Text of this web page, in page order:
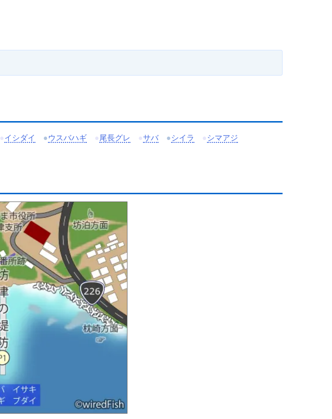
●イシダイ ● ウスバハギ ● 尾長グレ ●サバ ● シイラ ● シマアジ